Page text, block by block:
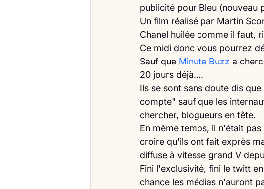
publicité pour Bleu (nouveau
Un film réalisé par Martin
Chanel huilée comme il faut,
Ce midi donc vous pourrez
Sauf que Minute Buzz a
20 jours déjà….
Ils se sont sans doute dis
compte" sauf que les
chercher, blogueurs en tête.
En même temps, il n'était
croire qu'ils ont fait exprès
diffuse à vitesse grand V
Fini l'exclusivité, fini le twitt
chance les médias n'auront